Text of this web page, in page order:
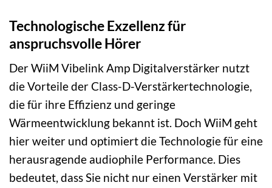
Technologische Exzellenz für
anspruchsvolle Hörer
Der WiiM Vibelink Amp Digitalverstärker nutzt
die Vorteile der Class-D-Verstärkertechnologie,
die für ihre Effizienz und geringe
Wärmeentwicklung bekannt ist. Doch WiiM geht
hier weiter und optimiert die Technologie für eine
herausragende audiophile Performance. Dies
bedeutet, dass Sie nicht nur einen Verstärker mit